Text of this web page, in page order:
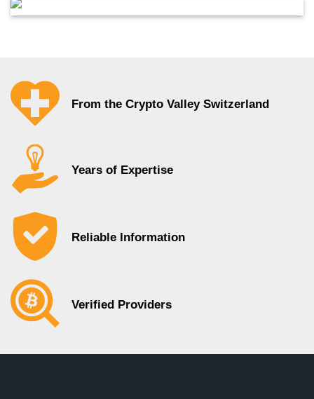
From the Crypto Valley Switzerland
Years of Expertise
Reliable Information
Verified Providers